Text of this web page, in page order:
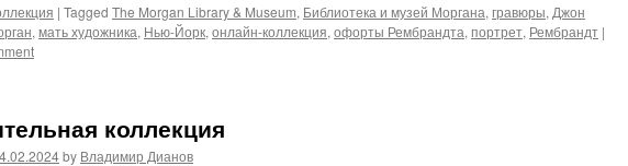
| Tagged The Morgan Library & Museum, Библиотека и музей Моргана, гравюры, Джон
, мать художника, Нью-Йорк, онлайн-коллекция, офорты Рембрандта, портрет, Рембрандт |
коллекция
by Владимир Дианов